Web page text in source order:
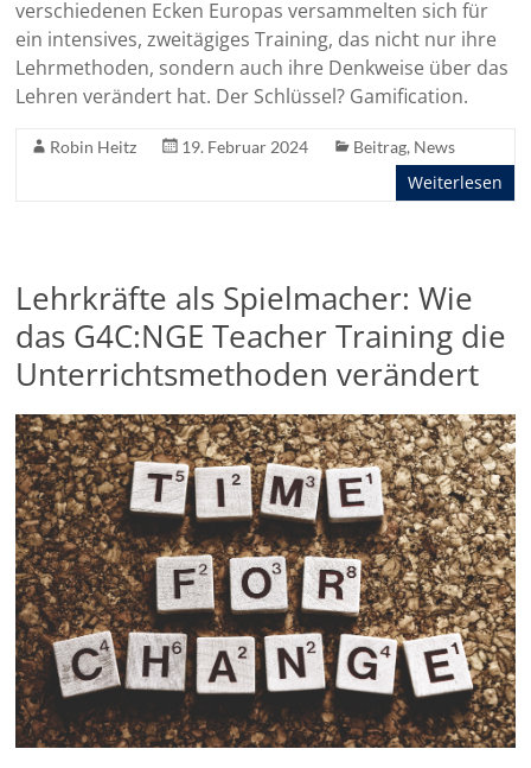
verschiedenen Ecken Europas versammelten sich für
ein intensives, zweitägiges Training, das nicht nur ihre
Lehrmethoden, sondern auch ihre Denkweise über das
Lehren verändert hat. Der Schlüssel? Gamification.
Robin Heitz 19. Februar 2024 Beitrag, News
Weiterlesen
Lehrkräfte als Spielmacher: Wie
das G4C:NGE Teacher Training die
Unterrichtsmethoden verändert